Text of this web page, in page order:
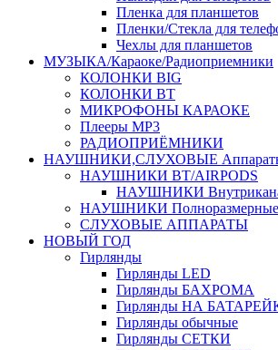
Пленка для планшетов
Пленки/Стекла для
Чехлы для планшетов
МУЗЫКА/Караоке/Радиоприемники
КОЛОНКИ BIG
КОЛОНКИ BT
МИКРОФОНЫ КАРАОКЕ
Плееры MP3
РАДИОПРИЁМНИКИ
НАУШНИКИ,СЛУХОВЫЕ
НАУШНИКИ BT/AIRPODS
НАУШНИКИ
НАУШНИКИ Полноразмерные
СЛУХОВЫЕ АППАРАТЫ
НОВЫЙ ГОД
Гирлянды
Гирлянды LED
Гирлянды БАХРОМА
Гирлянды НА
Гирлянды обычные
Гирлянды СЕТКИ